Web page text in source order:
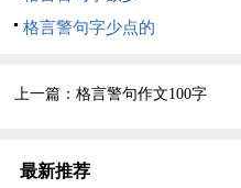
淡泊名利好比清茶一杯静心正
格言警句字少点的
上一篇：格言警句作文100字
最新推荐